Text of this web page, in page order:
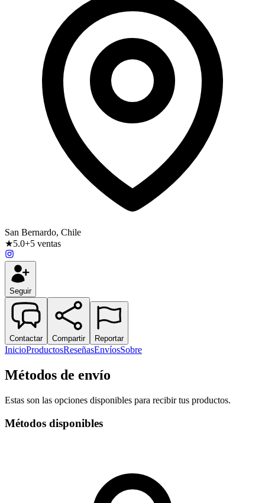
San Bernardo, Chile
★5.0+5 ventas
Seguir
Contactar Compartir Reportar
InicioProductosReseñasEnvíosSobre
Métodos de envío
Estas son las opciones disponibles para recibir tus productos.
Métodos disponibles